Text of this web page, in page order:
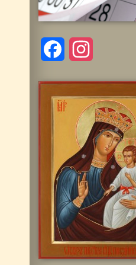
Facebook